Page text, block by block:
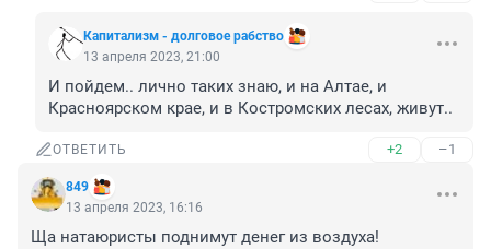
Капитализм - долговое рабство
13 апреля 2023, 21:00
И пойдем.. лично таких знаю, и на Алтае, и
Красноярском крае, и в Костромских лесах, живут..
ОТВЕТИТЬ +2 –1
849
13 апреля 2023, 16:16
Ща натаюристы поднимут денег из воздуха!